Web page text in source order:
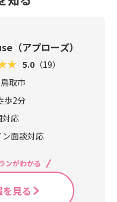
（アプローズ）
5.0（19）
取市
歩2分
対応
面談対応
ンがわかる
見る